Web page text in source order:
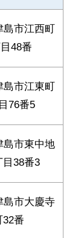
島市江西町
48番
島市江東町
76番5
島市東中地
目38番3
島市大慶寺
32番